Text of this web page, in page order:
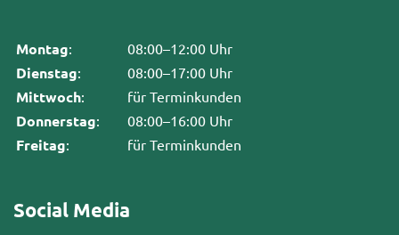
Montag: 08:00–12:00 Uhr
Dienstag: 08:00–17:00 Uhr
Mittwoch: für Terminkunden
Donnerstag: 08:00–16:00 Uhr
Freitag: für Terminkunden
Social Media